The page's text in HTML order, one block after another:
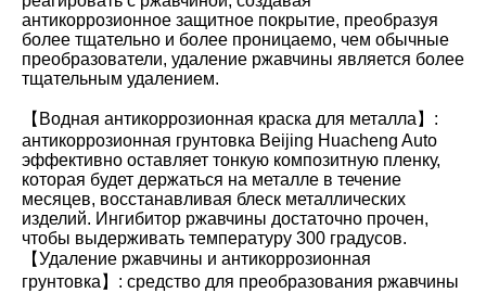
антикоррозионное защитное покрытие, преобразуя
более тщательно и более проницаемо, чем обычные
преобразователи, удаление ржавчины является более
тщательным удалением.
【Водная антикоррозионная краска для металла】:
антикоррозионная грунтовка Beijing Huacheng Auto
эффективно оставляет тонкую композитную пленку,
которая будет держаться на металле в течение
месяцев, восстанавливая блеск металлических
изделий. Ингибитор ржавчины достаточно прочен,
чтобы выдерживать температуру 300 градусов.
【Удаление ржавчины и антикоррозионная
грунтовка】: средство для преобразования ржавчины